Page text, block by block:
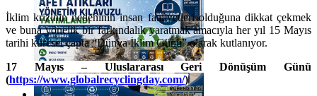
İklim krizinin nedeninin insan faaliyetleri olduğuna dikkat çekmek
ve buna yönelik bir farkındalık yaratmak amacıyla her yıl 15 Mayıs
tarihi küresel çapta “Dünya İklim Günü” olarak kutlanıyor.
17 Mayıs – Uluslararası Geri Dönüşüm Günü
(https://www.globalrecyclingday.com/)